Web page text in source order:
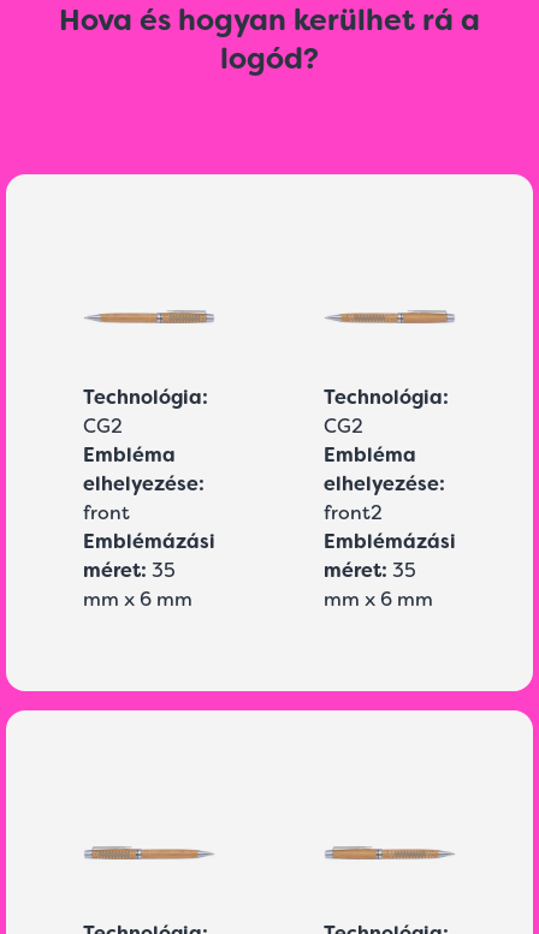
Hova és hogyan kerülhet rá a
logód?
Technológia:
CG2
Embléma
elhelyezése:
front
Emblémázási
méret: 35
mm x 6 mm
Technológia:
CG2
Embléma
elhelyezése:
front2
Emblémázási
méret: 35
mm x 6 mm